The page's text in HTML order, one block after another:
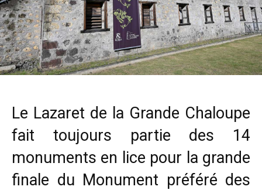
Le Lazaret de la Grande Chaloupe
fait toujours partie des 14
monuments en lice pour la grande
finale du Monument préféré des